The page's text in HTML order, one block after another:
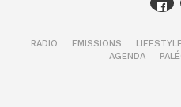
RADIO EMISSIONS
AGENDA